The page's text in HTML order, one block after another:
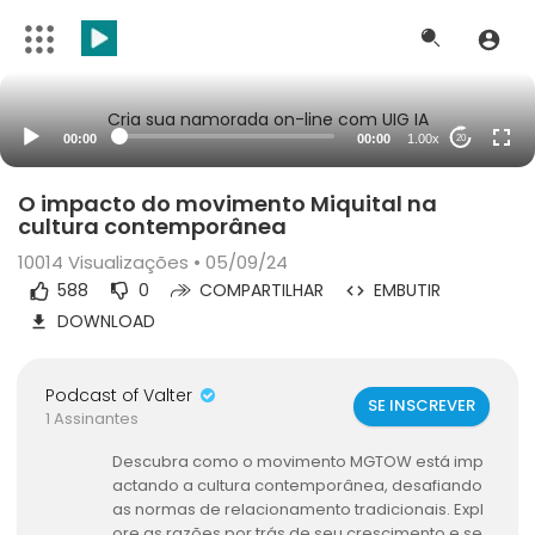
Cria sua namorada on-line com UIG IA
00:00 00:00 1.00x 20
O impacto do movimento Miquital na
cultura contemporânea
10014 Visualizações • 05/09/24
588 0 COMPARTILHAR
EMBUTIR
DOWNLOAD
Podcast of Valter
1 Assinantes
SE INSCREVER
Descubra como o movimento MGTOW está imp
actando a cultura contemporânea, desafiando
as normas de relacionamento tradicionais. Expl